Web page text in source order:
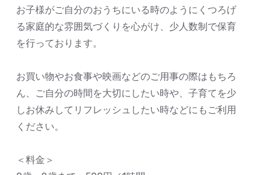
お子様がご自分のおうちにいる時のようにくつろげ
る家庭的な雰囲気づくりを心がけ、少人数制で保育
を行っております。
お買い物やお食事や映画などのご用事の際はもちろ
ん、ご自分の時間を大切にしたい時や、子育てを少
しお休みしてリフレッシュしたい時などにもご利用
ください。
＜料金＞